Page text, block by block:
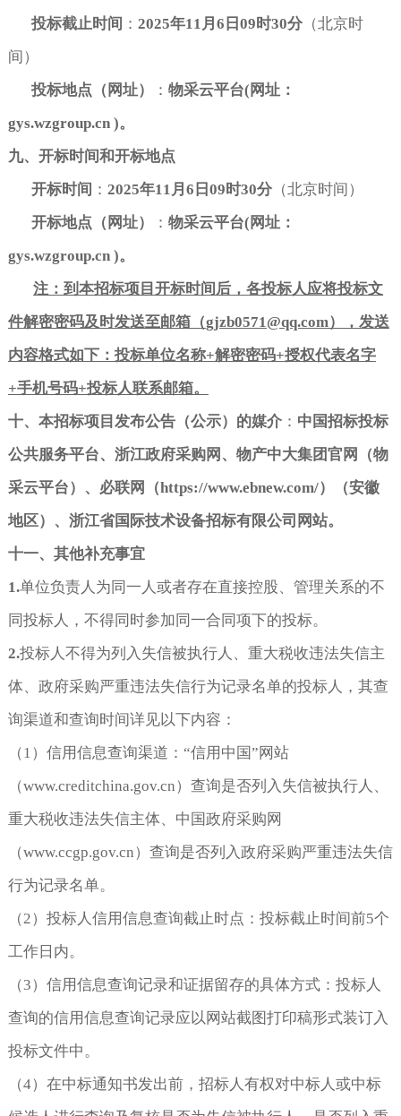
投标截止时间 ： 2025年11 月 6 日 09 时30分（北京时
间）
投标地点 （网址） ： 物采云平台( 网址：
gys.wzgroup.cn )。
九、开标时间和开标地点
开标时间 ： 2025年11 月 6 日 09 时30分（北京时间）
开标地点 （网址） ： 物采云平台( 网址：
gys.wzgroup.cn )。
注：到本招标项目开标时间后，各投标人应将投标文
件解密密码及时发送至邮箱（gjzb0571@qq.com），发送
内容格式如下：投标单位名称+解密密码+授权代表名字
+手机号码+投标人联系邮箱。
十、本招标项目 发布公告（公示）的媒介： 中国招标投标
公共服务平台、浙江政府采购网、物产中大集团官网（物
采云平台）、必联网（https://www.ebnew.com/）（安徽
地区）、浙江省国际技术设备招标有限公司网站。
十一、其他补充事宜
1.单位负责人为同一人或者存在直接控股、管理关系的不
同投标人，不得同时参加同一合同项下的投标。
2.投标人不得为列入失信被执行人、重大税收违法失信主
体、政府采购严重违法失信行为记录名单的投标人，其查
询渠道和查询时间详见以下内容：
（1）信用信息查询渠道：“信用中国”网站
（www.creditchina.gov.cn ）查询是否列入失信被执行人、
重大税收违法失信主体、中国政府采购网
（www.ccgp.gov.cn ）查询是否列入政府采购严重违法失信
行为记录名单。
（2）投标人信用信息查询截止时点：投标截止时间前5个
工作日内。
（3）信用信息查询记录和证据留存的具体方式：投标人
查询的信用信息查询记录应以网站截图打印稿形式装订入
投标文件中。
（4）在中标通知书发出前，招标人有权对中标人或中标